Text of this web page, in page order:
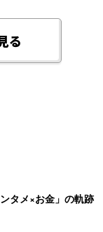
る
タメ×お金」の軌跡